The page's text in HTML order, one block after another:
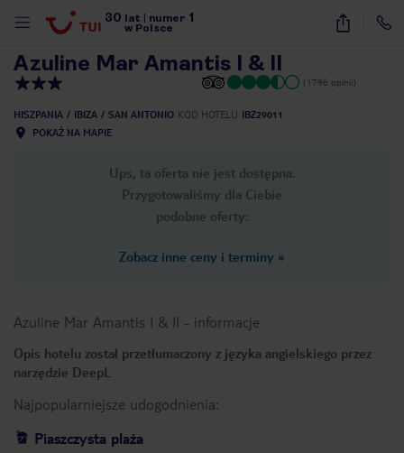
30 lat numer 1
w Polsce
30
Azuline Mar Amantis I & II
(1796 opinii)
HISZPANIA IBIZA SAN ANTONIO KOD HOTELU IBZ29011
POKAŻ NA MAPIE
Ups, ta oferta nie jest dostępna.
Przygotowaliśmy dla Ciebie
podobne oferty:
Zobacz inne ceny i terminy »
Azuline Mar Amantis I & II - informacje
Opis hotelu został przetłumaczony z języka angielskiego przez
narzędzie DeepL
Najpopularniejsze udogodnienia:
Piaszczysta plaża